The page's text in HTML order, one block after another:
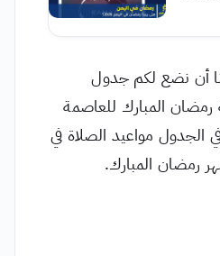
أن نضع لكم جدول
رمضان المبارك للعاصمة
الجدول مواعيد الصلاة في
رمضان المبارك.